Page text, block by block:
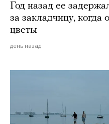
Год назад ее
за закладчицу, когда
цветы
день назад